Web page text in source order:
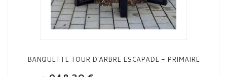
BANQUETTE TOUR D'ARBRE ESCAPADE - PRIMAIRE